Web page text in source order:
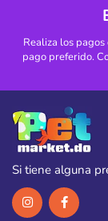
Realiza los
pago preferido.
Si tiene alguna